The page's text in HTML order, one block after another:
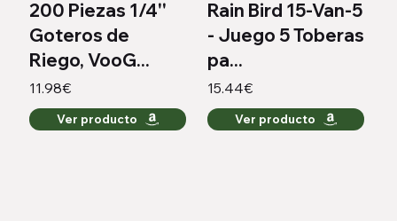
200 Piezas 1/4''
Goteros de
Riego, VooG...
11.98€
Ver producto
Rain Bird 15-Van-5
- Juego 5 Toberas
pa...
15.44€
Ver producto